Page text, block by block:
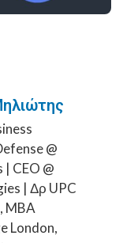
@
CEO @
| Δρ UPC
MBA
London,